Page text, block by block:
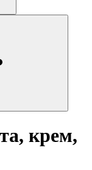
крем,